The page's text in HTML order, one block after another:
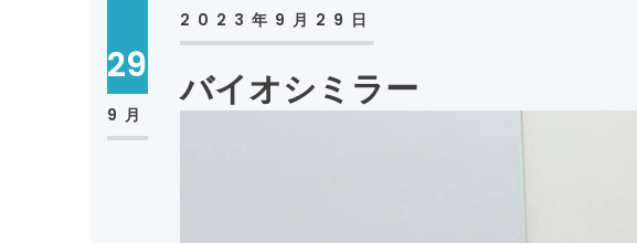
29
9月
2023年9月29日
バイオシミラー